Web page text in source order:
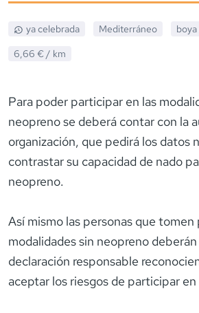
ya celebrada Mediterráneo
6,66 € / km
Para poder participar en las
neopreno se deberá contar con la
organización, que pedirá los datos
contrastar su capacidad de nado
neopreno.
Así mismo las personas que tomen
modalidades sin neopreno
declaración responsable
aceptar los riesgos de participar en